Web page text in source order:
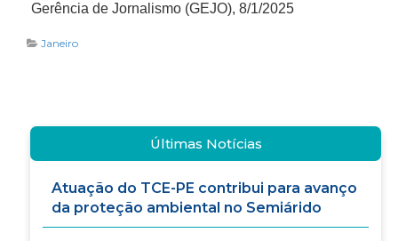
Gerência de Jornalismo (GEJO), 8/1/2025
Janeiro
Últimas Notícias
Atuação do TCE-PE contribui para avanço
da proteção ambiental no Semiárido